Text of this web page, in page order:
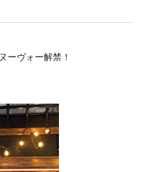
ーヴォー解禁！